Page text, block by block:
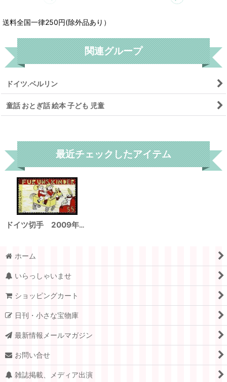
送料全国一律250円(除外品あり）
関連グループ
ドイツ.ベルリン
童話 おとぎ話 絵本 子ども 児童
最近チェックしたアイテム
ドイツ切手 2009年 子どもたちのために 1種
ホーム
いらっしゃいませ
ショッピングカート
日刊・小さな宝物庫
最新情報メールマガジン
お問い合せ
雑誌掲載、メディア出演